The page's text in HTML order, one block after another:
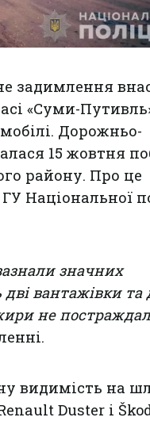
задимлення
«Суми-
Дорожньо-
15 жовтня
району. Про це
Національної
значних
вантажівки та
не
видимість на
Duster і